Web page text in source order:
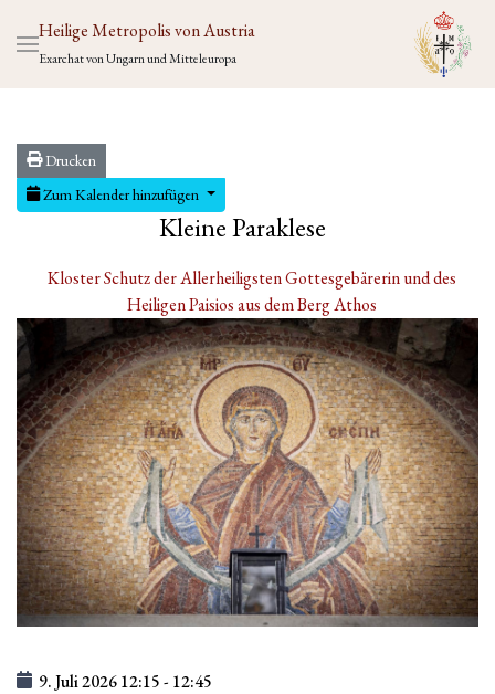
Heilige Metropolis von Austria
Exarchat von Ungarn und Mitteleuropa
Drucken
Zum Kalender hinzufügen
Kleine Paraklese
Kloster Schutz der Allerheiligsten Gottesgebärerin und des
Heiligen Paisios aus dem Berg Athos
9. Juli 202612:15- 12:45